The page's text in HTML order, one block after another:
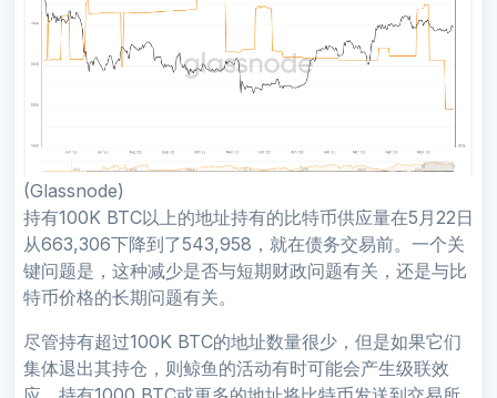
(Glassnode)
持有100K BTC以上的地址持有的比特币供应量在5月22日
从663,306下降到了543,958，就在债务交易前。一个关
键问题是，这种减少是否与短期财政问题有关，还是与比
特币价格的长期问题有关。
尽管持有超过100K BTC的地址数量很少，但是如果它们
集体退出其持仓，则鲸鱼的活动有时可能会产生级联效